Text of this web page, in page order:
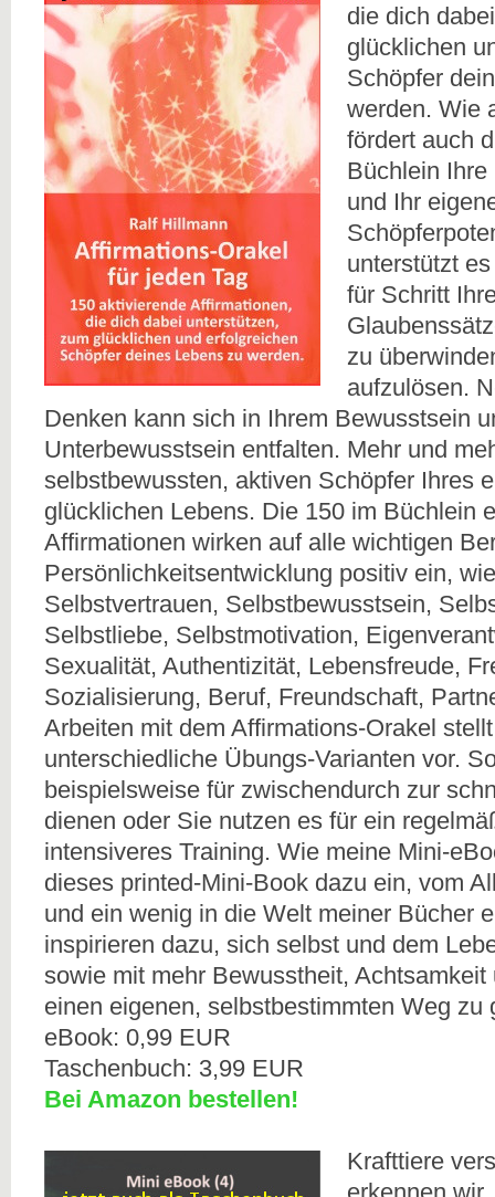
die dich
glücklichen
Schöpfer
werden. Wie
fördert auch
Büchlein
und Ihr
unterstützt
für Schritt
zu
aufzulösen.
Denken kann sich in Ihrem Bewusstsein
Unterbewusstsein entfalten. Mehr und
selbstbewussten, aktiven Schöpfer Ihres
glücklichen Lebens. Die 150 im Büchlein
Affirmationen wirken auf alle wichtigen
Persönlichkeitsentwicklung positiv ein,
Selbstvertrauen, Selbstbewusstsein,
Selbstliebe, Selbstmotivation,
Sexualität, Authentizität, Lebensfreude,
Sozialisierung, Beruf, Freundschaft,
Arbeiten mit dem Affirmations-Orakel
unterschiedliche Übungs-Varianten vor.
beispielsweise für zwischendurch zur
dienen oder Sie nutzen es für ein
intensiveres Training. Wie meine Mini-
dieses printed-Mini-Book dazu ein, vom
und ein wenig in die Welt meiner Bücher
inspirieren dazu, sich selbst und dem
sowie mit mehr Bewusstheit, Achtsamkeit
einen eigenen, selbstbestimmten Weg zu
eBook: 0,99 EUR
Taschenbuch: 3,99 EUR
Bei Amazon bestellen!
Krafttiere